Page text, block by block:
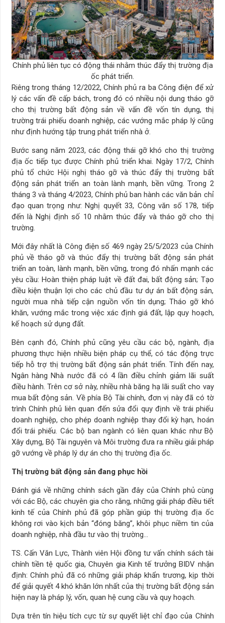
Chính phủ liên tục có động thái nhằm thúc đẩy thị trường địa
ốc phát triển.
Riêng trong tháng 12/2022, Chính phủ ra ba Công điện để xử
lý các vấn đề cấp bách, trong đó có nhiều nội dung tháo gỡ
cho thị trường bất động sản về vấn đề vốn tín dụng, thị
trường trái phiếu doanh nghiệp, các vướng mắc pháp lý cũng
như định hướng tập trung phát triển nhà ở.
Bước sang năm 2023, các động thái gỡ khó cho thị trường
địa ốc tiếp tục được Chính phủ triển khai. Ngày 17/2, Chính
phủ tổ chức Hội nghị tháo gỡ và thúc đẩy thị trường bất
động sản phát triển an toàn lành mạnh, bền vững. Trong 2
tháng 3 và tháng 4/2023, Chính phủ ban hành các văn bản chỉ
đạo quan trọng như: Nghị quyết 33, Công văn số 178, tiếp
đến là Nghị định số 10 nhằm thúc đẩy và tháo gỡ cho thị
trường.
Mới đây nhất là Công điện số 469 ngày 25/5/2023 của Chính
phủ về tháo gỡ và thúc đẩy thị trường bất động sản phát
triển an toàn, lành mạnh, bền vững, trong đó nhấn mạnh các
yêu cầu: Hoàn thiện pháp luật về đất đai, bất động sản; Tạo
điều kiện thuận lợi cho các chủ đầu tư dự án bất động sản,
người mua nhà tiếp cận nguồn vốn tín dụng; Tháo gỡ khó
khăn, vướng mắc trong việc xác định giá đất, lập quy hoạch,
kế hoạch sử dụng đất.
Bên cạnh đó, Chính phủ cũng yêu cầu các bộ, ngành, địa
phương thực hiện nhiều biện pháp cụ thể, có tác động trực
tiếp hỗ trợ thị trường bất động sản phát triển. Tính đến nay,
Ngân hàng Nhà nước đã có 4 lần điều chỉnh giảm lãi suất
điều hành. Trên cơ sở này, nhiều nhà băng hạ lãi suất cho vay
mua bất động sản. Về phía Bộ Tài chính, đơn vị này đã có tờ
trình Chính phủ liên quan đến sửa đổi quy định về trái phiếu
doanh nghiệp, cho phép doanh nghiệp thay đổi kỳ hạn, hoán
đổi trái phiếu. Các bộ ban ngành có liên quan khác như Bộ
Xây dựng, Bộ Tài nguyên và Môi trường đưa ra nhiều giải pháp
gỡ vướng về pháp lý dự án cho thị trường địa ốc.
Thị trường bất động sản đang phục hồi
Đánh giá về những chính sách gần đây của Chính phủ cùng
với các Bộ, các chuyên gia cho rằng, những giải pháp điều tiết
kinh tế của Chính phủ đã góp phần giúp thị trường địa ốc
không rơi vào kịch bản “đóng băng”, khôi phục niềm tin của
doanh nghiệp, nhà đầu tư vào thị trường…
TS. Cấn Văn Lực, Thành viên Hội đồng tư vấn chính sách tài
chính tiền tệ quốc gia, Chuyên gia Kinh tế trưởng BIDV nhận
định: Chính phủ đã có những giải pháp khẩn trương, kịp thời
để giải quyết 4 khó khăn lớn nhất của thị trường bất động sản
hiện nay là pháp lý, vốn, quan hệ cung cầu và quy hoạch.
Dựa trên tín hiệu tích cực từ sự quyết liệt chỉ đạo của Chính